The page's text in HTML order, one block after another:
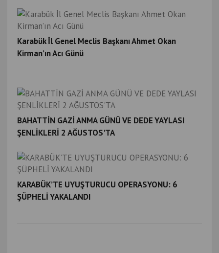
Karabük İl Genel Meclis Başkanı Ahmet Okan
Kirman’ın Acı Günü
BAHATTİN GAZİ ANMA GÜNÜ VE DEDE YAYLASI
ŞENLİKLERİ 2 AĞUSTOS'TA
KARABÜK’TE UYUŞTURUCU OPERASYONU: 6
ŞÜPHELİ YAKALANDI